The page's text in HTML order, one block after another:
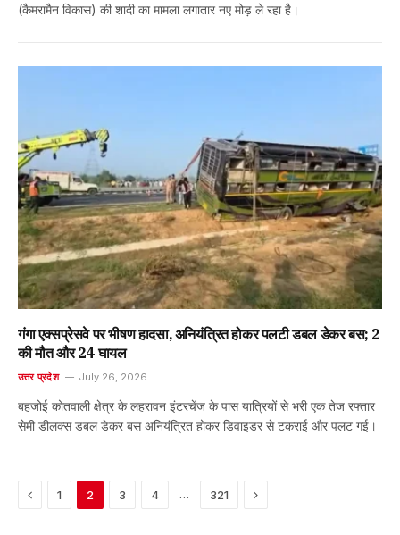
(कैमरामैन विकास) की शादी का मामला लगातार नए मोड़ ले रहा है।
गंगा एक्सप्रेसवे पर भीषण हादसा, अनियंत्रित होकर पलटी डबल डेकर बस; 2
की मौत और 24 घायल
उत्तर प्रदेश July 26, 2026
बहजोई कोतवाली क्षेत्र के लहरावन इंटरचेंज के पास यात्रियों से भरी एक तेज रफ्तार
सेमी डीलक्स डबल डेकर बस अनियंत्रित होकर डिवाइडर से टकराई और पलट गई।
Previous
1 2 3 4 … 321 Next